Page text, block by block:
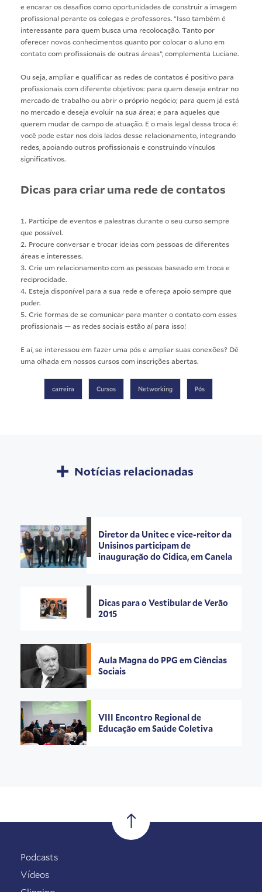
e encarar os desafios como oportunidades de construir a imagem
profissional perante os colegas e professores. “Isso também é
interessante para quem busca uma recolocação. Tanto por
oferecer novos conhecimentos quanto por colocar o aluno em
contato com profissionais de outras áreas”, complementa Luciane.
Ou seja, ampliar e qualificar as redes de contatos é positivo para
profissionais com diferente objetivos: para quem deseja entrar no
mercado de trabalho ou abrir o próprio negócio; para quem já está
no mercado e deseja evoluir na sua área; e para aqueles que
querem mudar de campo de atuação. E o mais legal dessa troca é:
você pode estar nos dois lados desse relacionamento, integrando
redes, apoiando outros profissionais e construindo vínculos
significativos.
Dicas para criar uma rede de contatos
Participe de eventos e palestras durante o seu curso sempre
que possível.
Procure conversar e trocar ideias com pessoas de diferentes
áreas e interesses.
Crie um relacionamento com as pessoas baseado em troca e
reciprocidade.
Esteja disponível para a sua rede e ofereça apoio sempre que
puder.
Crie formas de se comunicar para manter o contato com esses
profissionais — as redes sociais estão aí para isso!
E aí, se interessou em fazer uma pós e ampliar suas conexões? Dê
uma olhada em nossos cursoscom inscrições abertas.
carreira Cursos Networking Pós
Notícias relacionadas
Diretor da Unitec e vice-reitor da
Unisinos participam de
inauguração do Cidica, em Canela
Dicas para o Vestibular de Verão
2015
Aula Magna do PPG em Ciências
Sociais
VIII Encontro Regional de
Educação em Saúde Coletiva
Podcasts
Vídeos